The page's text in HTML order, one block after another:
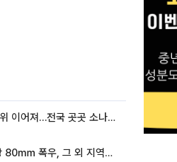
35도 안팎 무더위 이어져…전국 곳곳 소나기 [오늘 날씨]
동해안은 시간당 80㎜ 폭우, 그 외 지역은 폭염…‘극과 극 날씨’